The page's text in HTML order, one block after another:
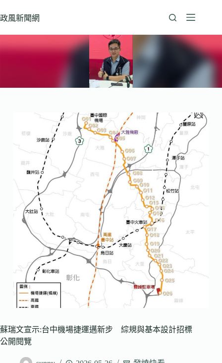
至
政風新聞網
蘇瑞文宣示:台中機場捷運邁新步 綜規與基本設計招標
公開閱覽